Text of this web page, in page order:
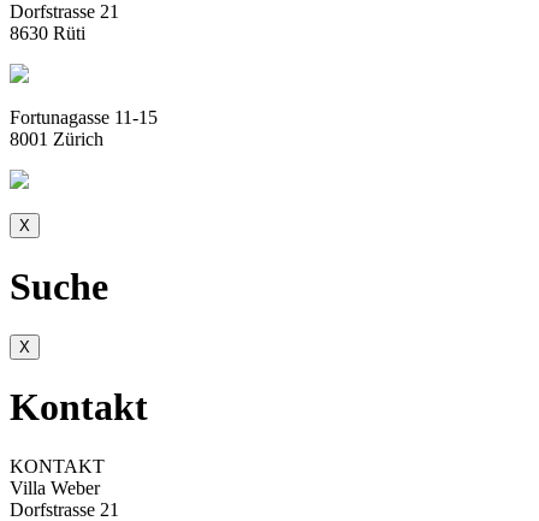
Dorfstrasse 21
8630 Rüti
Fortunagasse 11-15
8001 Zürich
X
Suche
X
Kontakt
KONTAKT
Villa Weber
Dorfstrasse 21